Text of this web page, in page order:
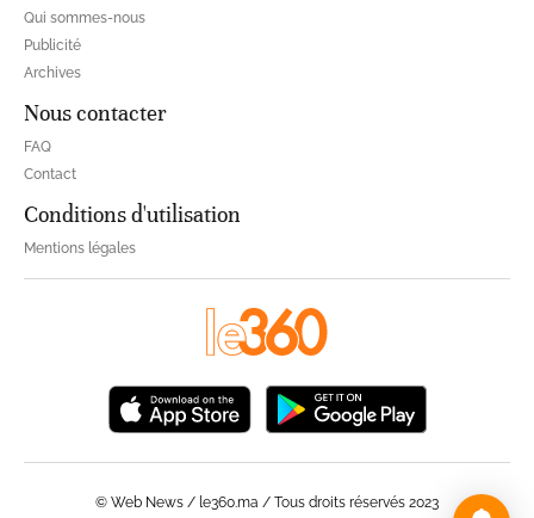
Qui sommes-nous
Publicité
Archives
Nous contacter
FAQ
Contact
Conditions d'utilisation
Mentions légales
© Web News / le360.ma / Tous droits réservés 2023